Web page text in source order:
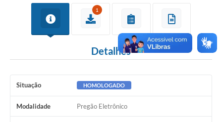
1
Detalhes
Situação HOMOLOGADO
Modalidade Pregão Eletrônico